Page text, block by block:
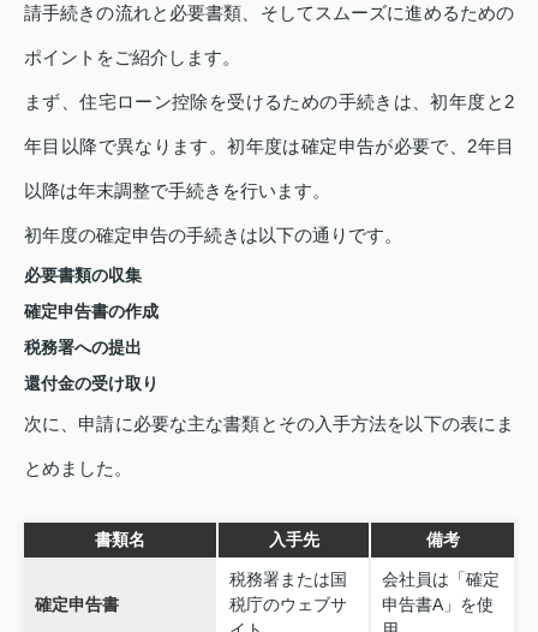
請手続きの流れと必要書類、そしてスムーズに進めるための
ポイントをご紹介します。
まず、住宅ローン控除を受けるための手続きは、初年度と2
年目以降で異なります。初年度は確定申告が必要で、2年目
以降は年末調整で手続きを行います。
初年度の確定申告の手続きは以下の通りです。
必要書類の収集
確定申告書の作成
税務署への提出
還付金の受け取り
次に、申請に必要な主な書類とその入手方法を以下の表にま
とめました。
書類名 入手先 備考
確定申告書
税務署または国
税庁のウェブサ
会社員は「確定
申告書A」を使